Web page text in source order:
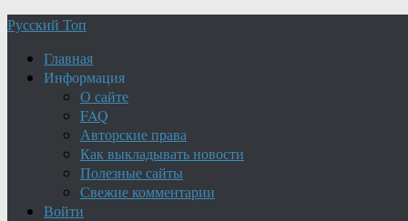
Русский Топ
Главная
Информация
О сайте
FAQ
Авторские права
Как выкладывать новости
Полезные сайты
Свежие комментарии
Войти